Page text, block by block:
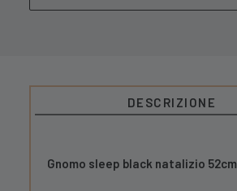
DESCRIZIONE
Gnomo sleep black natalizio 52cm